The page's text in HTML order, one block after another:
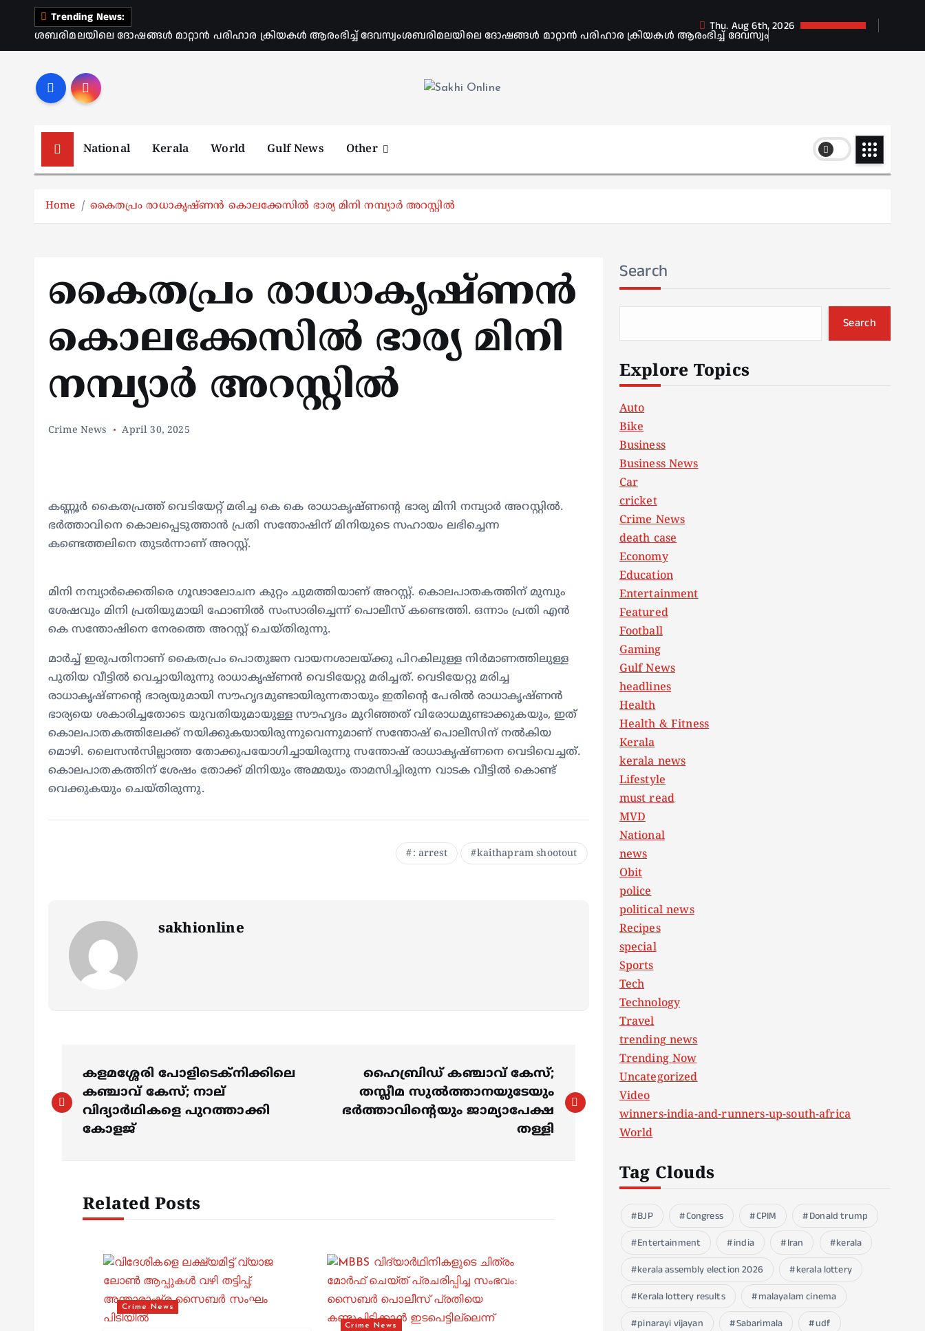
Trending News:
ശബരിമലയിലെ ദോഷങ്ങൾ മാറ്റാൻ പരിഹാര ക്രിയകൾ ആരംഭിച്ച് ദേവസ്വംശബരിമലയിലെ ദോഷങ്ങൾ മാറ്റാൻ പരിഹാര ക്രിയകൾ ആരംഭിച്ച് ദേവസ്വം
Thu. Aug 6th, 2026
National Kerala World Gulf News Other
Home കൈതപ്രം രാധാകൃഷ്ണൻ കൊലക്കേസിൽ ഭാര്യ മിനി നമ്പ്യാർ അറസ്റ്റിൽ
കൈതപ്രം രാധാകൃഷ്ണൻ
കൊലക്കേസിൽ ഭാര്യ മിനി
നമ്പ്യാർ അറസ്റ്റിൽ
Crime News April 30, 2025
കണ്ണൂർ കൈതപ്രത്ത് വെടിയേറ്റ് മരിച്ച കെ കെ രാധാകൃഷ്ണന്റെ ഭാര്യ മിനി നമ്പ്യാർ അറസ്റ്റിൽ.
ഭർത്താവിനെ കൊലപ്പെടുത്താൻ പ്രതി സന്തോഷിന് മിനിയുടെ സഹായം ലഭിച്ചെന്ന
കണ്ടെത്തലിനെ തുടർന്നാണ് അറസ്റ്റ്.
മിനി നമ്പ്യാർക്കെതിരെ ഗൂഢാലോചന കുറ്റം ചുമത്തിയാണ് അറസ്റ്റ്. കൊലപാതകത്തിന് മുമ്പും
ശേഷവും മിനി പ്രതിയുമായി ഫോണിൽ സംസാരിച്ചെന്ന് പൊലീസ് കണ്ടെത്തി. ഒന്നാം പ്രതി എൻ
കെ സന്തോഷിനെ നേരത്തെ അറസ്റ്റ് ചെയ്തിരുന്നു.
മാര്‍ച്ച് ഇരുപതിനാണ് കൈതപ്രം പൊതുജന വായനശാലയ്ക്കു പിറകിലുള്ള നിർമാണത്തിലുള്ള
പുതിയ വീട്ടിൽ വെച്ചായിരുന്നു രാധാകൃഷ്ണൻ വെടിയേറ്റു മരിച്ചത്. വെടിയേറ്റു മരിച്ച
രാധാകൃഷ്ണന്റെ ഭാര്യയുമായി സൗഹൃദമുണ്ടായിരുന്നതായും ഇതിന്റെ പേരിൽ രാധാകൃഷ്ണൻ
ഭാര്യയെ ശകാരിച്ചതോടെ യുവതിയുമായുള്ള സൗഹൃദം മുറിഞ്ഞത് വിരോധമുണ്ടാക്കുകയും, ഇത്
കൊലപാതകത്തിലേക്ക് നയിക്കുകയായിരുന്നുവെന്നുമാണ് സന്തോഷ് പൊലീസിന് നൽകിയ
മൊഴി. ലൈസൻസില്ലാത്ത തോക്കുപയോഗിച്ചായിരുന്നു സന്തോഷ് രാധാകൃഷ്ണനെ വെടിവെച്ചത്.
കൊലപാതകത്തിന് ശേഷം തോക്ക് മിനിയും അമ്മയും താമസിച്ചിരുന്ന വാടക വീട്ടിൽ കൊണ്ട്
വെക്കുകയും ചെയ്തിരുന്നു.
: arrest kaithapram shootout
sakhionline
o
കളമശ്ശേരി പോളിടെക്നിക്കിലെ
കഞ്ചാവ് കേസ്; നാല്
വിദ്യാർഥികളെ പുറത്താക്കി
കോളജ്
ഹൈബ്രിഡ് കഞ്ചാവ് കേസ്;
തസ്ലീമ സുല്‍ത്താനയുടേയും
ഭര്‍ത്താവിന്റെയും ജാമ്യാപേക്ഷ
തള്ളി
Related Posts
Crime News
Crime News
Search
Search
Explore Topics
Auto
Bike
Business
Business News
Car
cricket
Crime News
death case
Economy
Education
Entertainment
Featured
Football
Gaming
Gulf News
headlines
Health
Health & Fitness
Kerala
kerala news
Lifestyle
must read
MVD
National
news
Obit
police
political news
Recipes
special
Sports
Tech
Technology
Travel
trending news
Trending Now
Uncategorized
Video
winners-india-and-runners-up-south-africa
World
Tag Clouds
BJP Congress CPIM
Donald trump
Entertainment
india Iran
kerala
kerala assembly election 2026
kerala lottery
Kerala lottery results
malayalam cinema
pinarayi vijayan
Sabarimala udf